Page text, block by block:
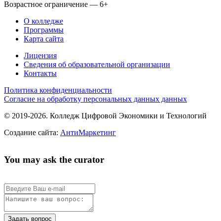
Возрастное ограничение — 6+
О колледже
Программы
Карта сайта
Лицензия
Сведения об образовательной организации
Контакты
Политика конфиденциальности
Согласие на обработку персональных данных данных
© 2019-2026. Колледж Цифровой Экономики и Технологий
Создание сайта: АнтиМаркетинг
You may ask the curator
Задать вопрос